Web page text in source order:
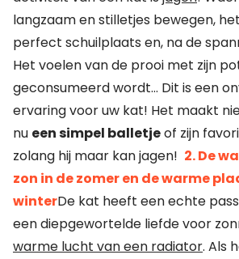
langzaam en stilletjes bewegen,
perfect schuilplaats en, na de
Het voelen van de prooi met zijn
geconsumeerd wordt… Dit is een
ervaring voor uw kat! Het maakt
nu een simpel balletjeof zijn
zolang hij maar kan jagen! 2. De
zon in de zomer en de warme
winterDe kat heeft een echte
een diepgewortelde liefde voor
warme lucht van een radiator. Als